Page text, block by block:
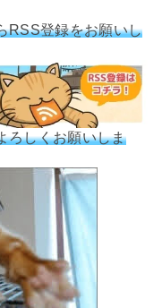
RSS登録をお願いし
ろしくお願いしま